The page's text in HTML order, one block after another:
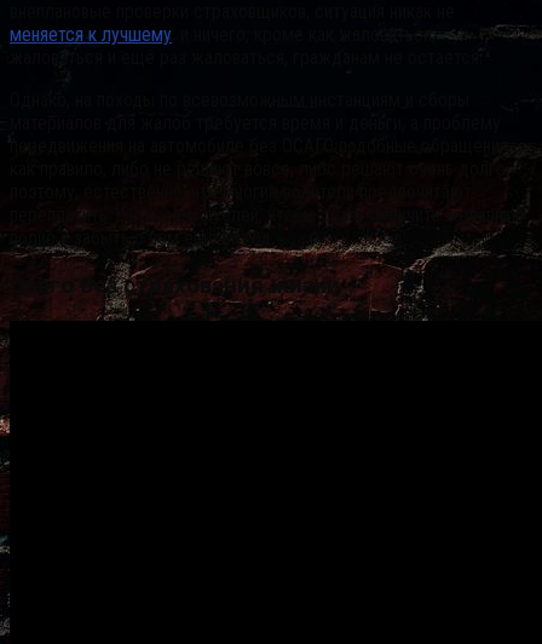
меняется к лучшему , и ничего, кроме как жаловаться,
жаловаться и ещё раз жаловаться, гражданам не остается.
как правило, либо не решают вовсе, либо решают очень долго,
поэтому, естественно, что многие водители предпочитают
переплатить 1-2 тысячи рублей, чтобы сразу получить желанный
полис и забыть о нем ещё на год.
Осаго без страхования жизни